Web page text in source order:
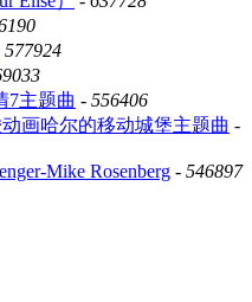
577924
7主题曲 - 556406
画哈尔的移动城堡主题曲 -
Mike Rosenberg - 546897